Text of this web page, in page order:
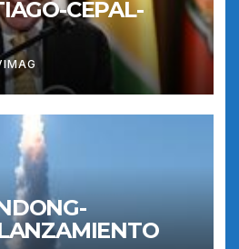
CEPAL-